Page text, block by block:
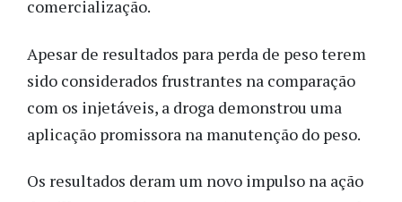
comercialização.
Apesar de resultados para perda de peso terem
sido considerados frustrantes na comparação
com os injetáveis, a droga demonstrou uma
aplicação promissora na manutenção do peso.
Os resultados deram um novo impulso na ação